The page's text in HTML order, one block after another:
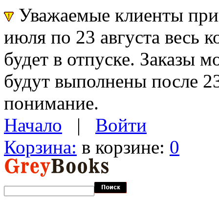
Уважаемые клиенты
июля по 23 августа весь
будет в отпуске. Заказы
будут выполнены после
понимание.
Начало | Войти
Корзина: в корзине: 0